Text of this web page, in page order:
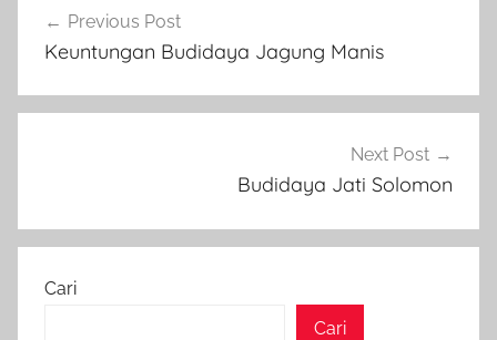
pos
Previous Post
Keuntungan Budidaya Jagung Manis
Next Post
Budidaya Jati Solomon
Cari
Cari